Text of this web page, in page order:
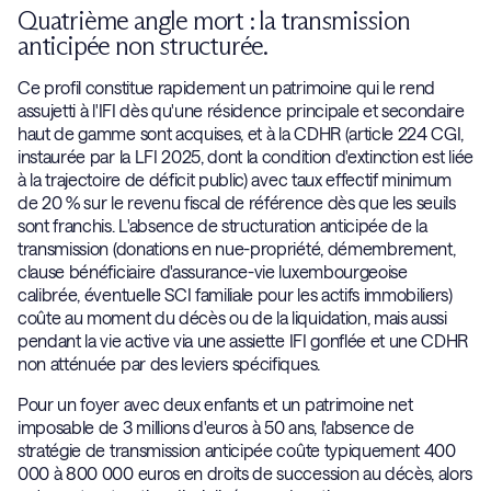
Quatrième angle mort : la transmission
anticipée non structurée.
Ce profil constitue rapidement un patrimoine qui le rend
assujetti à l'IFI dès qu'une résidence principale et secondaire
haut de gamme sont acquises, et à la CDHR (article 224 CGI,
instaurée par la LFI 2025, dont la condition d'extinction est liée
à la trajectoire de déficit public) avec taux effectif minimum
de 20 % sur le revenu fiscal de référence dès que les seuils
sont franchis. L'absence de structuration anticipée de la
transmission (donations en nue-propriété, démembrement,
clause bénéficiaire d'assurance-vie luxembourgeoise
calibrée, éventuelle SCI familiale pour les actifs immobiliers)
coûte au moment du décès ou de la liquidation, mais aussi
pendant la vie active via une assiette IFI gonflée et une CDHR
non atténuée par des leviers spécifiques.
Pour un foyer avec deux enfants et un patrimoine net
imposable de 3 millions d'euros à 50 ans, l'absence de
stratégie de transmission anticipée coûte typiquement 400
000 à 800 000 euros en droits de succession au décès, alors